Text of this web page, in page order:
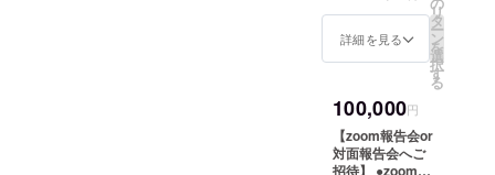
詳細はメールで
ご連絡いたしま
状（PDF）をお
送りします。 ●
定期報告非公開
ページへの登録
詳細を見る
リ
タ
ー
ン
を
選
択
す
る
100,000円
【zoom報告会or
対面報告会へご